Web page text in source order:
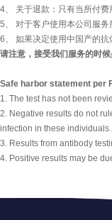
4、 关于退款：只有当所付费
5、 对于客户使用本公司服务
6、 如果决定使用中国产的
请注意，接受我们服务的时
Safe harbor statement per
1. The test has not been
2. Negative results do not
infection in these individuals.
3. Results from antibody
4. Positive results may be